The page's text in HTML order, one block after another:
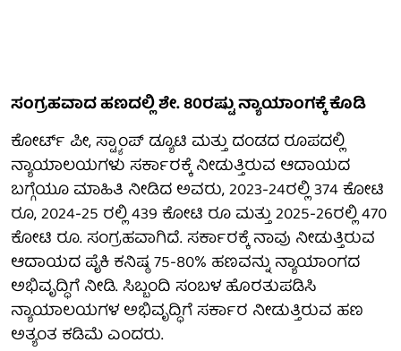
ಸಂಗ್ರಹವಾದ ಹಣದಲ್ಲಿ ಶೇ. 80ರಷ್ಟು ನ್ಯಾಯಾಂಗಕ್ಕೆ ಕೊಡಿ
ಕೋರ್ಟ್ ಪೀ, ಸ್ಟ್ಯಾಂಪ್ ಡ್ಯೂಟಿ ಮತ್ತು ದಂಡದ ರೂಪದಲ್ಲಿ
ನ್ಯಾಯಾಲಯಗಳು ಸರ್ಕಾರಕ್ಕೆ ನೀಡುತ್ತಿರುವ ಆದಾಯದ
ಬಗ್ಗೆಯೂ ಮಾಹಿತಿ ನೀಡಿದ ಅವರು, 2023-24ರಲ್ಲಿ 374 ಕೋಟಿ
ರೂ, 2024-25 ರಲ್ಲಿ 439 ಕೋಟಿ ರೂ ಮತ್ತು 2025-26ರಲ್ಲಿ 470
ಕೋಟಿ ರೂ. ಸಂಗ್ರಹವಾಗಿದೆ. ಸರ್ಕಾರಕ್ಕೆ ನಾವು ನೀಡುತ್ತಿರುವ
ಆದಾಯದ ಪೈಕಿ ಕನಿಷ್ಠ 75-80% ಹಣವನ್ನು ನ್ಯಾಯಾಂಗದ
ಅಭಿವೃದ್ಧಿಗೆ ನೀಡಿ. ಸಿಬ್ಬಂದಿ ಸಂಬಳ ಹೊರತುಪಡಿಸಿ
ನ್ಯಾಯಾಲಯಗಳ ಅಭಿವೃದ್ಧಿಗೆ ಸರ್ಕಾರ ನೀಡುತ್ತಿರುವ ಹಣ
ಅತ್ಯಂತ ಕಡಿಮೆ ಎಂದರು.